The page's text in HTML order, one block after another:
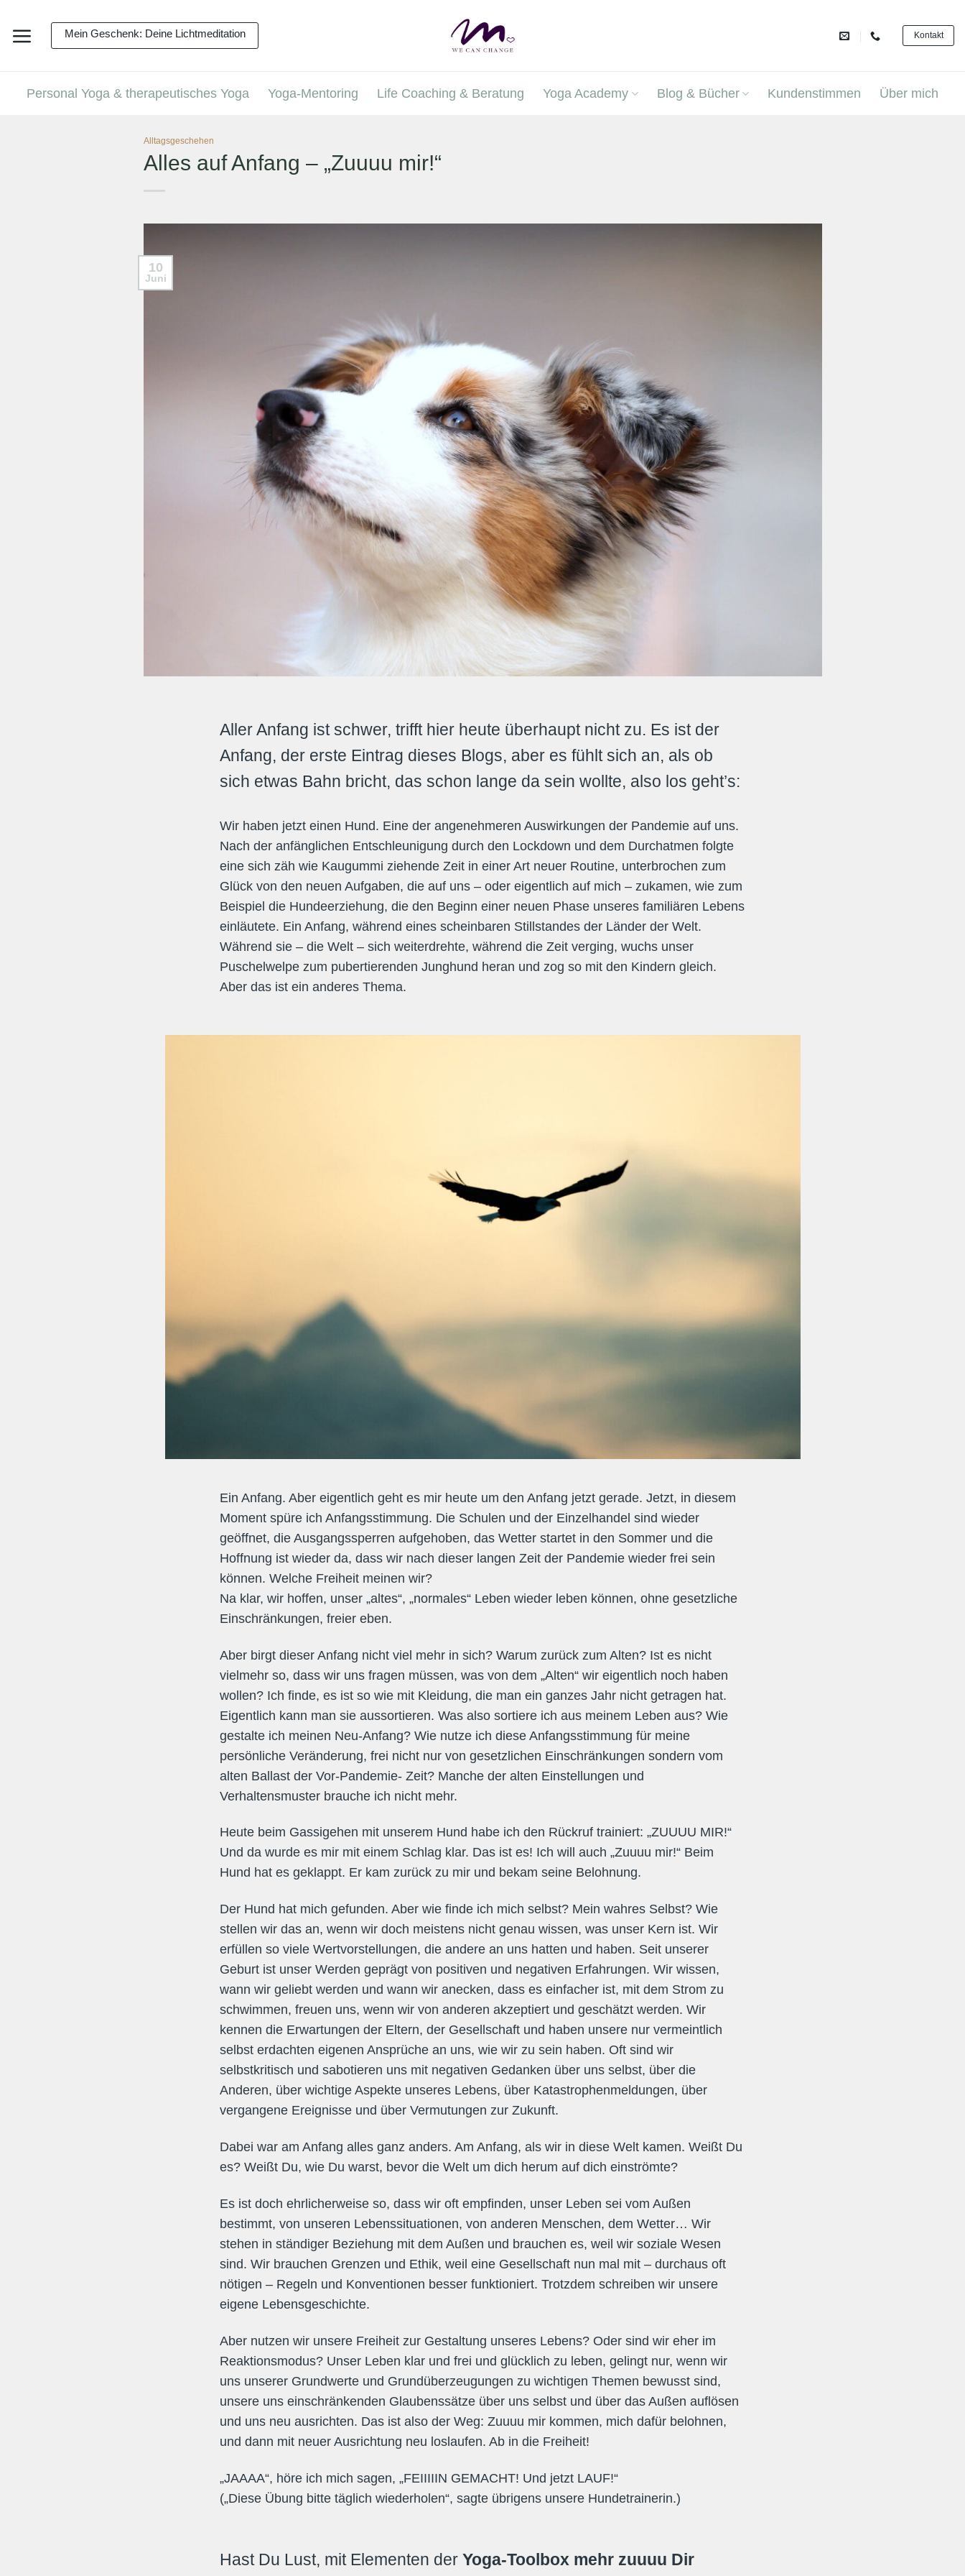
Inhalt
Mein Geschenk: Deine Lichtmeditation Kontakt
Personal Yoga & therapeutisches Yoga Yoga-Mentoring Life Coaching & Beratung Yoga Academy Blog & Bücher Kundenstimmen Über mich
Alltagsgeschehen
Alles auf Anfang – „Zuuuu mir!“
10
Juni
Aller Anfang ist schwer, trifft hier heute überhaupt nicht zu. Es ist der
Anfang, der erste Eintrag dieses Blogs, aber es fühlt sich an, als ob
sich etwas Bahn bricht, das schon lange da sein wollte, also los geht’s:
Wir haben jetzt einen Hund. Eine der angenehmeren Auswirkungen der Pandemie auf uns.
Nach der anfänglichen Entschleunigung durch den Lockdown und dem Durchatmen folgte
eine sich zäh wie Kaugummi ziehende Zeit in einer Art neuer Routine, unterbrochen zum
Glück von den neuen Aufgaben, die auf uns – oder eigentlich auf mich – zukamen, wie zum
Beispiel die Hundeerziehung, die den Beginn einer neuen Phase unseres familiären Lebens
einläutete. Ein Anfang, während eines scheinbaren Stillstandes der Länder der Welt.
Während sie – die Welt – sich weiterdrehte, während die Zeit verging, wuchs unser
Puschelwelpe zum pubertierenden Junghund heran und zog so mit den Kindern gleich.
Aber das ist ein anderes Thema.
Ein Anfang. Aber eigentlich geht es mir heute um den Anfang jetzt gerade. Jetzt, in diesem
Moment spüre ich Anfangsstimmung. Die Schulen und der Einzelhandel sind wieder
geöffnet, die Ausgangssperren aufgehoben, das Wetter startet in den Sommer und die
Hoffnung ist wieder da, dass wir nach dieser langen Zeit der Pandemie wieder frei sein
können. Welche Freiheit meinen wir?
Na klar, wir hoffen, unser „altes“, „normales“ Leben wieder leben können, ohne gesetzliche
Einschränkungen, freier eben.
Aber birgt dieser Anfang nicht viel mehr in sich? Warum zurück zum Alten? Ist es nicht
vielmehr so, dass wir uns fragen müssen, was von dem „Alten“ wir eigentlich noch haben
wollen? Ich finde, es ist so wie mit Kleidung, die man ein ganzes Jahr nicht getragen hat.
Eigentlich kann man sie aussortieren. Was also sortiere ich aus meinem Leben aus? Wie
gestalte ich meinen Neu-Anfang? Wie nutze ich diese Anfangsstimmung für meine
persönliche Veränderung, frei nicht nur von gesetzlichen Einschränkungen sondern vom
alten Ballast der Vor-Pandemie- Zeit? Manche der alten Einstellungen und
Verhaltensmuster brauche ich nicht mehr.
Heute beim Gassigehen mit unserem Hund habe ich den Rückruf trainiert: „ZUUUU MIR!“
Und da wurde es mir mit einem Schlag klar. Das ist es! Ich will auch „Zuuuu mir!“ Beim
Hund hat es geklappt. Er kam zurück zu mir und bekam seine Belohnung.
Der Hund hat mich gefunden. Aber wie finde ich mich selbst? Mein wahres Selbst? Wie
stellen wir das an, wenn wir doch meistens nicht genau wissen, was unser Kern ist. Wir
erfüllen so viele Wertvorstellungen, die andere an uns hatten und haben. Seit unserer
Geburt ist unser Werden geprägt von positiven und negativen Erfahrungen. Wir wissen,
wann wir geliebt werden und wann wir anecken, dass es einfacher ist, mit dem Strom zu
schwimmen, freuen uns, wenn wir von anderen akzeptiert und geschätzt werden. Wir
kennen die Erwartungen der Eltern, der Gesellschaft und haben unsere nur vermeintlich
selbst erdachten eigenen Ansprüche an uns, wie wir zu sein haben. Oft sind wir
selbstkritisch und sabotieren uns mit negativen Gedanken über uns selbst, über die
Anderen, über wichtige Aspekte unseres Lebens, über Katastrophenmeldungen, über
vergangene Ereignisse und über Vermutungen zur Zukunft.
Dabei war am Anfang alles ganz anders. Am Anfang, als wir in diese Welt kamen. Weißt Du
es? Weißt Du, wie Du warst, bevor die Welt um dich herum auf dich einströmte?
Es ist doch ehrlicherweise so, dass wir oft empfinden, unser Leben sei vom Außen
bestimmt, von unseren Lebenssituationen, von anderen Menschen, dem Wetter… Wir
stehen in ständiger Beziehung mit dem Außen und brauchen es, weil wir soziale Wesen
sind. Wir brauchen Grenzen und Ethik, weil eine Gesellschaft nun mal mit – durchaus oft
nötigen – Regeln und Konventionen besser funktioniert. Trotzdem schreiben wir unsere
eigene Lebensgeschichte.
Aber nutzen wir unsere Freiheit zur Gestaltung unseres Lebens? Oder sind wir eher im
Reaktionsmodus? Unser Leben klar und frei und glücklich zu leben, gelingt nur, wenn wir
uns unserer Grundwerte und Grundüberzeugungen zu wichtigen Themen bewusst sind,
unsere uns einschränkenden Glaubenssätze über uns selbst und über das Außen auflösen
und uns neu ausrichten. Das ist also der Weg: Zuuuu mir kommen, mich dafür belohnen,
und dann mit neuer Ausrichtung neu loslaufen. Ab in die Freiheit!
„JAAAA“, höre ich mich sagen, „FEIIIIIN GEMACHT! Und jetzt LAUF!“
(„Diese Übung bitte täglich wiederholen“, sagte übrigens unsere Hundetrainerin.)
Hast Du Lust, mit Elementen der Yoga-Toolbox mehr zuuuu Dir